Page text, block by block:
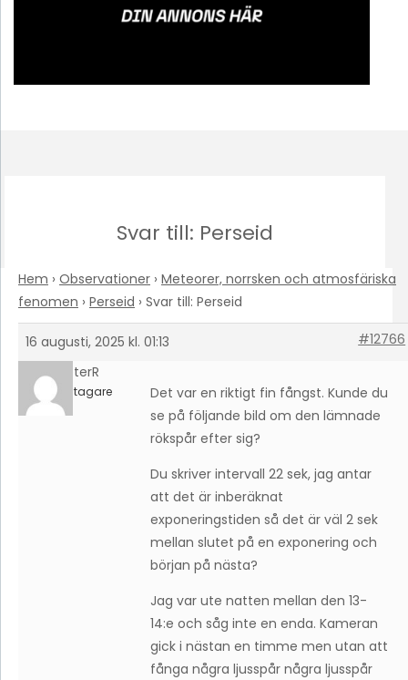
Svar till: Perseid
Hem › Observationer › Meteorer, norrsken och atmosfäriska
fenomen › Perseid › Svar till: Perseid
16 augusti, 2025 kl. 01:13
#12766
PeterR
Deltagare
Det var en riktigt fin fångst. Kunde du
se på följande bild om den lämnade
rökspår efter sig?
Du skriver intervall 22 sek, jag antar
att det är inberäknat
exponeringstiden så det är väl 2 sek
mellan slutet på en exponering och
början på nästa?
Jag var ute natten mellan den 13-
14:e och såg inte en enda. Kameran
gick i nästan en timme men utan att
fånga några ljusspår några ljusspår